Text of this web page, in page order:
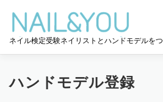
ツ
ネイル検定受験ネイリストとハンドモデルを
ログイン ユーザー登録
ハンドモデル登録